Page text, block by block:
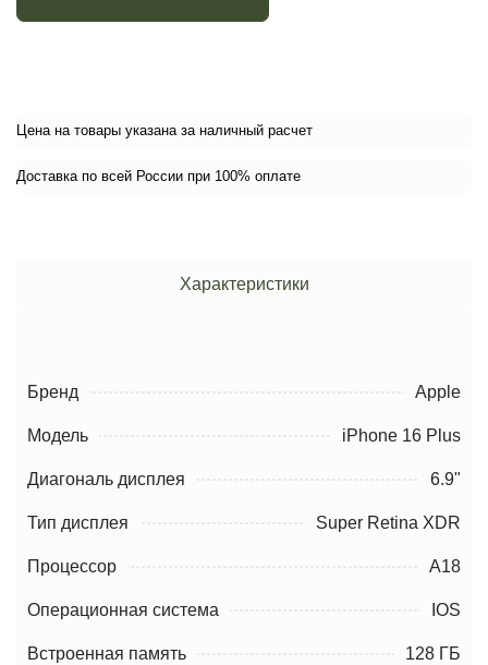
Цена на товары указана за наличный расчет
Доставка по всей России при 100% оплате
Характеристики
Бренд Apple
Модель iPhone 16 Plus
Диагональ дисплея 6.9"
Тип дисплея Super Retina XDR
Процессор A18
Операционная система IOS
Встроенная память 128 ГБ